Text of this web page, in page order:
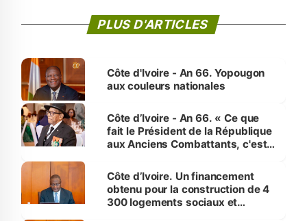
PLUS D'ARTICLES
Côte d'Ivoire - An 66. Yopougon
aux couleurs nationales
Côte d’Ivoire - An 66. « Ce que
fait le Président de la République
aux Anciens Combattants, c'est
Côte d’Ivoire. Un financement
obtenu pour la construction de 4
300 logements sociaux et